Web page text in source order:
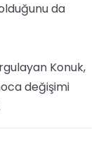
da
Konuk,
değişimi